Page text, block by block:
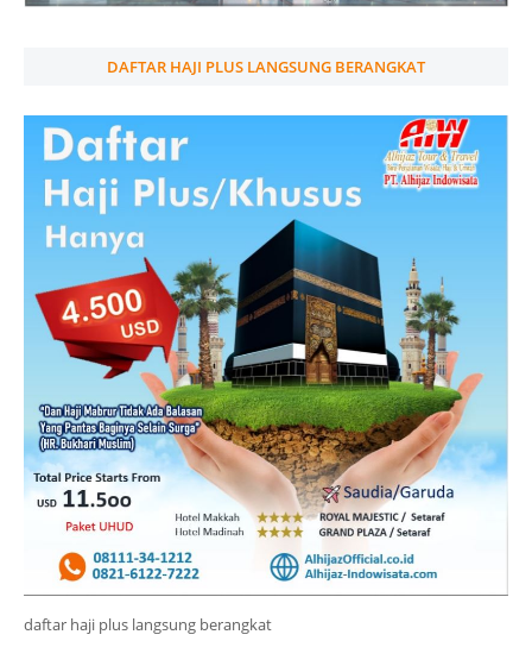
DAFTAR HAJI PLUS LANGSUNG BERANGKAT
daftar haji plus langsung berangkat